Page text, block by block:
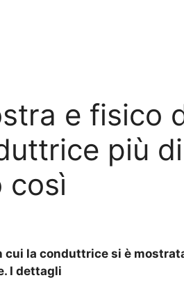
e fisico
più
così
cui la conduttrice si è
I dettagli